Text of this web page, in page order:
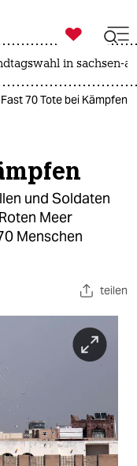

taz zahl ich
in sachsen-
70 Tote bei Kämpfen
und Soldaten
Meer
Menschen
teilen